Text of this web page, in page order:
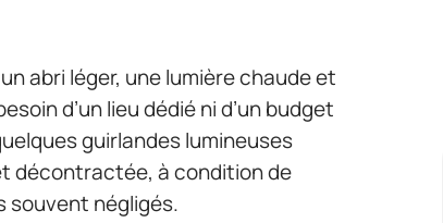
abri léger, une lumière chaude et
d’un lieu dédié ni d’un budget
guirlandes lumineuses
décontractée, à condition de
souvent négligés.